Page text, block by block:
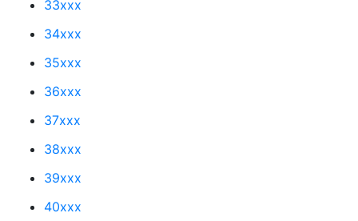
33xxx
34xxx
35xxx
36xxx
37xxx
38xxx
39xxx
40xxx